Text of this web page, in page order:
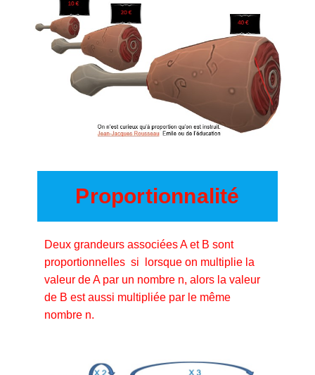
Proportionnalité
Deux grandeurs associées A et B sont
proportionnelles si lorsque on multiplie la
valeur de A par un nombre n, alors la valeur
de B est aussi multipliée par le même
nombre n.